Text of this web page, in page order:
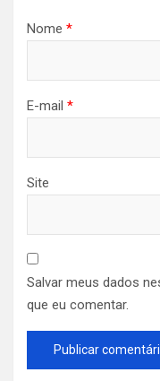
Nome *
E-mail *
Site
Salvar meus dados
que eu comentar.